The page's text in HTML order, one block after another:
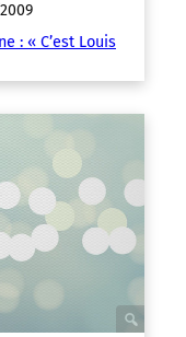
: « C’est Louis